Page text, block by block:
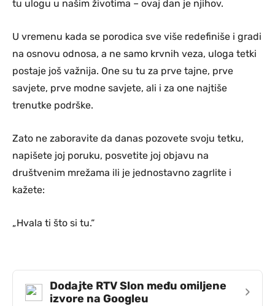
tu ulogu u našim životima – ovaj dan je njihov.
U vremenu kada se porodica sve više redefiniše i gradi
na osnovu odnosa, a ne samo krvnih veza, uloga tetki
postaje još važnija. One su tu za prve tajne, prve
savjete, prve modne savjete, ali i za one najtiše
trenutke podrške.
Zato ne zaboravite da danas pozovete svoju tetku,
napišete joj poruku, posvetite joj objavu na
društvenim mrežama ili je jednostavno zagrlite i
kažete:
„Hvala ti što si tu.“
Dodajte RTV Slon među omiljene
izvore na Googleu
›